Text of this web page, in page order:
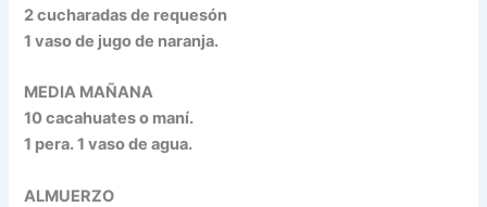
2 cucharadas de requesón
1 vaso de jugo de naranja.
MEDIA MAÑANA
10 cacahuates o maní.
1 pera. 1 vaso de agua.
ALMUERZO